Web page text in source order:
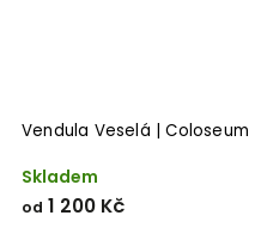
Vendula Veselá | Coloseum
Skladem
od 1 200 Kč